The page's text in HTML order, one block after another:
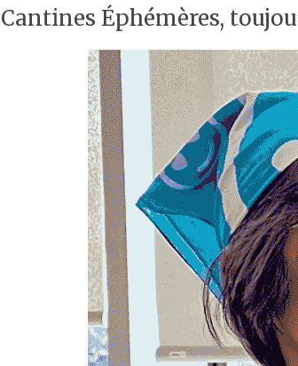
Cantines Éphémères,